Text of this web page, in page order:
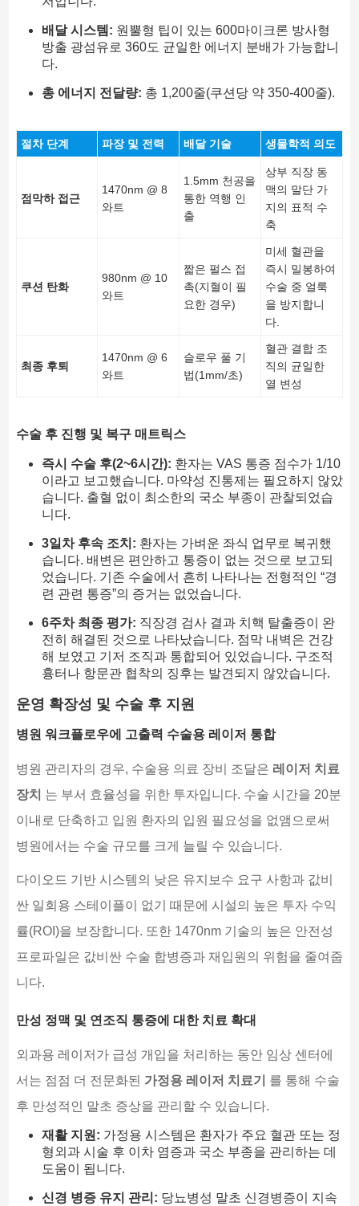
배달 시스템: 원뿔형 팁이 있는 600마이크론 방사형
방출 광섬유로 360도 균일한 에너지 분배가 가능합니
다.
총 에너지 전달량: 총 1,200줄(쿠션당 약 350-400줄).
절차 단계 파장 및 전력 배달 기술 생물학적 의도
점막하 접근
1470nm @ 8
와트
1.5mm 천공을
통한 역행 인
출
상부 직장 동
맥의 말단 가
지의 표적 수
축
쿠션 탄화
980nm @ 10
와트
짧은 펄스 접
촉(지혈이 필
요한 경우)
미세 혈관을
즉시 밀봉하여
수술 중 얼룩
을 방지합니
다.
최종 후퇴
1470nm @ 6
와트
슬로우 풀 기
법(1mm/초)
혈관 결합 조
직의 균일한
열 변성
수술 후 진행 및 복구 매트릭스
즉시 수술 후(2~6시간): 환자는 VAS 통증 점수가 1/10
이라고 보고했습니다. 마약성 진통제는 필요하지 않았
습니다. 출혈 없이 최소한의 국소 부종이 관찰되었습
니다.
3일차 후속 조치: 환자는 가벼운 좌식 업무로 복귀했
습니다. 배변은 편안하고 통증이 없는 것으로 보고되
었습니다. 기존 수술에서 흔히 나타나는 전형적인 “경
련 관련 통증”의 증거는 없었습니다.
6주차 최종 평가: 직장경 검사 결과 치핵 탈출증이 완
전히 해결된 것으로 나타났습니다. 점막 내벽은 건강
해 보였고 기저 조직과 통합되어 있었습니다. 구조적
흉터나 항문관 협착의 징후는 발견되지 않았습니다.
운영 확장성 및 수술 후 지원
병원 워크플로우에 고출력 수술용 레이저 통합
병원 관리자의 경우, 수술용 의료 장비 조달은 레이저 치료
장치 는 부서 효율성을 위한 투자입니다. 수술 시간을 20분
이내로 단축하고 입원 환자의 입원 필요성을 없앰으로써
병원에서는 수술 규모를 크게 늘릴 수 있습니다.
다이오드 기반 시스템의 낮은 유지보수 요구 사항과 값비
싼 일회용 스테이플이 없기 때문에 시설의 높은 투자 수익
률(ROI)을 보장합니다. 또한 1470nm 기술의 높은 안전성
프로파일은 값비싼 수술 합병증과 재입원의 위험을 줄여줍
니다.
만성 정맥 및 연조직 통증에 대한 치료 확대
외과용 레이저가 급성 개입을 처리하는 동안 임상 센터에
서는 점점 더 전문화된 가정용 레이저 치료기
를 통해 수술
후 만성적인 말초 증상을 관리할 수 있습니다.
재활 지원: 가정용 시스템은 환자가 주요 혈관 또는 정
형외과 시술 후 이차 염증과 국소 부종을 관리하는 데
도움이 됩니다.
신경 병증 유지 관리: 당뇨병성 말초 신경병증이 지속